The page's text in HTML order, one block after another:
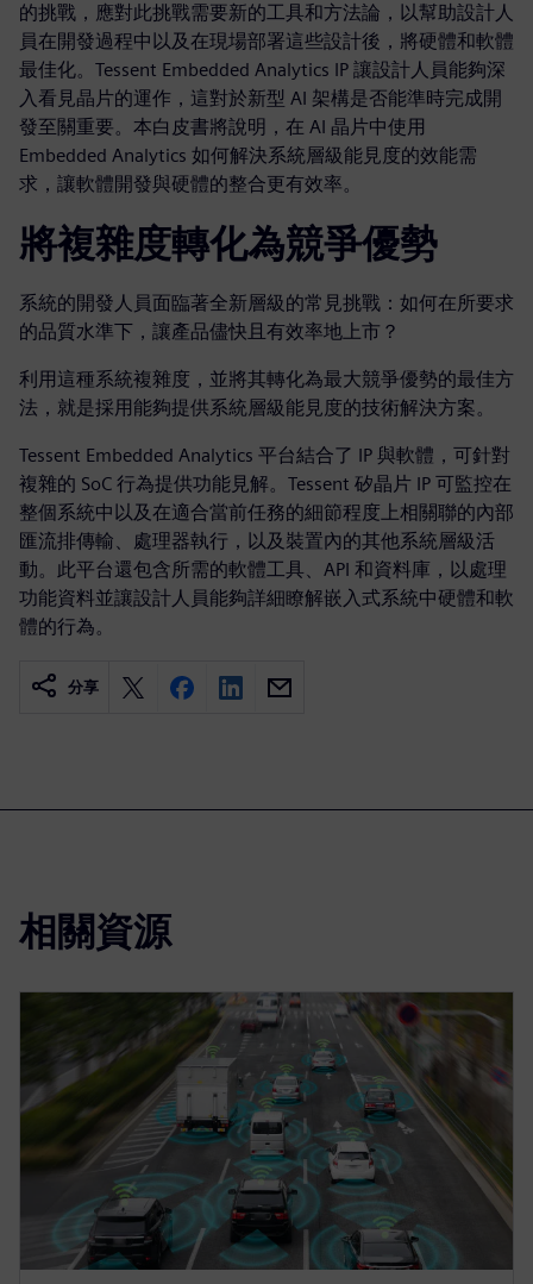
的挑戰，應對此挑戰需要新的工具和方法論，以幫助設計人
員在開發過程中以及在現場部署這些設計後，將硬體和軟體
最佳化。Tessent Embedded Analytics IP 讓設計人員能夠深
入看見晶片的運作，這對於新型 AI 架構是否能準時完成開
發至關重要。本白皮書將說明，在 AI 晶片中使用
Embedded Analytics 如何解決系統層級能見度的效能需
求，讓軟體開發與硬體的整合更有效率。
將複雜度轉化為競爭優勢
系統的開發人員面臨著全新層級的常見挑戰：如何在所要求
的品質水準下，讓產品儘快且有效率地上市？
利用這種系統複雜度，並將其轉化為最大競爭優勢的最佳方
法，就是採用能夠提供系統層級能見度的技術解決方案。
Tessent Embedded Analytics 平台結合了 IP 與軟體，可針對
複雜的 SoC 行為提供功能見解。Tessent 矽晶片 IP 可監控在
整個系統中以及在適合當前任務的細節程度上相關聯的內部
匯流排傳輸、處理器執行，以及裝置內的其他系統層級活
動。此平台還包含所需的軟體工具、API 和資料庫，以處理
功能資料並讓設計人員能夠詳細瞭解嵌入式系統中硬體和軟
體的行為。
分享
相關資源